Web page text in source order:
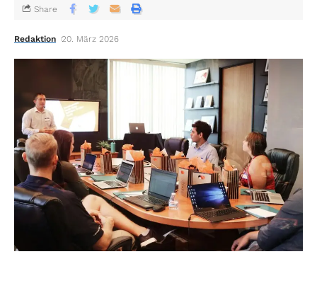
Redaktion 20. März 2026
Share